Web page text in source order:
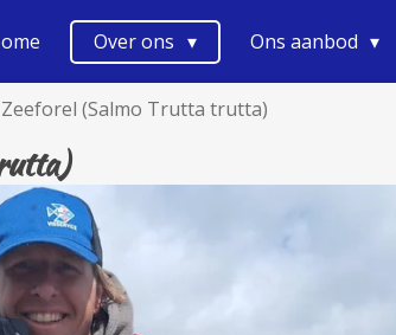
Over ons Ons aanbod
Zeeforel (Salmo Trutta trutta)